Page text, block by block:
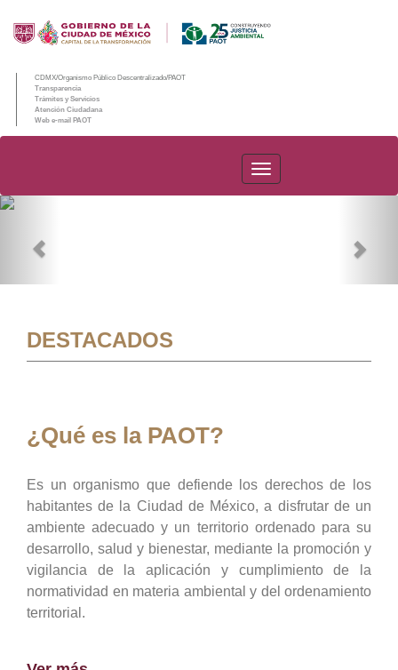
CDMX/Organismo Público Descentralizado/PAOT
Transparencia
Trámites y Servicios
Atención Ciudadana
Web e-mail PAOT
PAOT
DESTACADOS
¿Qué es la PAOT?
Es un organismo que defiende los derechos de los
habitantes de la Ciudad de México, a disfrutar de un
ambiente adecuado y un territorio ordenado para su
desarrollo, salud y bienestar, mediante la promoción y
vigilancia de la aplicación y cumplimiento de la
normatividad en materia ambiental y del ordenamiento
territorial.